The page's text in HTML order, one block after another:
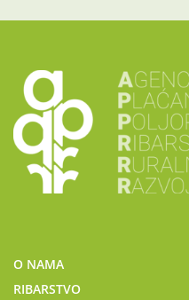
O NAMA
RIBARSTVO